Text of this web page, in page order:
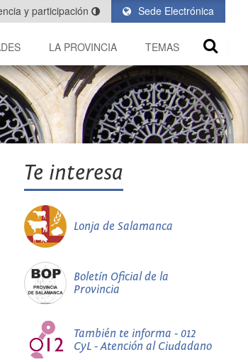
Sede Electrónica
y participación
LA PROVINCIA TEMAS
Te interesa
Lonja de Salamanca
Boletín Oficial de la
Provincia
También te informa - 012
CyL - Atención al Ciudadano